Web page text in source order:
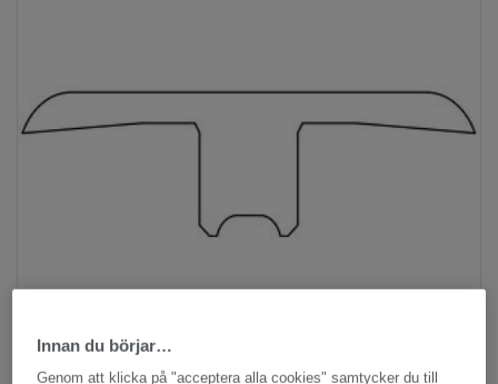
Innan du börjar…
Genom att klicka på "acceptera alla cookies" samtycker du till